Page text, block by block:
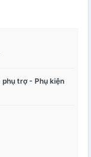
trợ - Phụ kiện